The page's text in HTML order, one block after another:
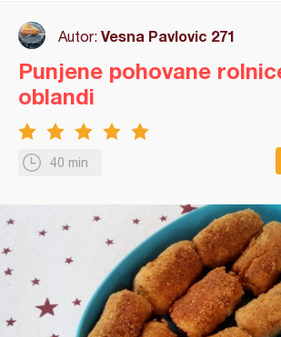
Autor: Vesna Pavlovic 271
40 min
Punjene pohovane
oblandi